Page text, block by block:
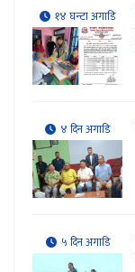
१४ घन्टा अगाडि
४ दिन अगाडि
५ दिन अगाडि